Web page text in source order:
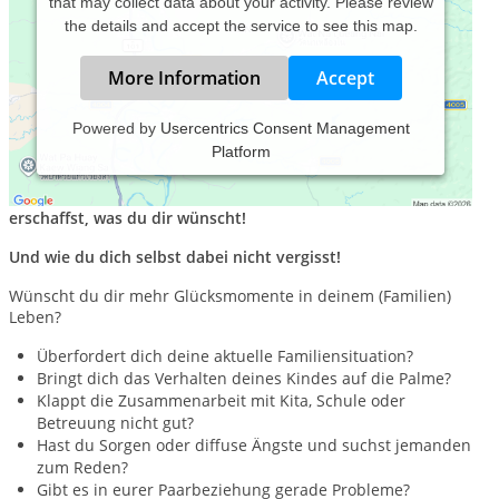
the details and accept the service to see this map.
More Information Accept
Powered by Usercentrics Consent Management
Platform
Schön, dass du hier bist!
Ich zeige dir, wie du dir leicht das (Patchwork) Famlienleben
erschaffst, was du dir wünscht!
Und wie du dich selbst dabei nicht vergisst!
Wünscht du dir mehr Glücksmomente in deinem (Familien)
Leben?
Überfordert dich deine aktuelle Familiensituation?
Bringt dich das Verhalten deines Kindes auf die Palme?
Klappt die Zusammenarbeit mit Kita, Schule oder
Betreuung nicht gut?
Hast du Sorgen oder diffuse Ängste und suchst jemanden
zum Reden?
Gibt es in eurer Paarbeziehung gerade Probleme?